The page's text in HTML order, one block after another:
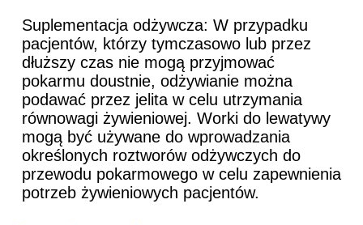
Suplementacja odżywcza: W przypadku
pacjentów, którzy tymczasowo lub przez
dłuższy czas nie mogą przyjmować
pokarmu doustnie, odżywianie można
podawać przez jelita w celu utrzymania
równowagi żywieniowej. Worki do lewatywy
mogą być używane do wprowadzania
określonych roztworów odżywczych do
przewodu pokarmowego w celu zapewnienia
potrzeb żywieniowych pacjentów.